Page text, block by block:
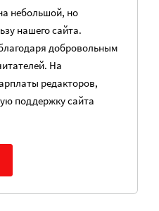
небольшой, но
нашего сайта.
добровольным
На
редакторов,
поддержку сайта